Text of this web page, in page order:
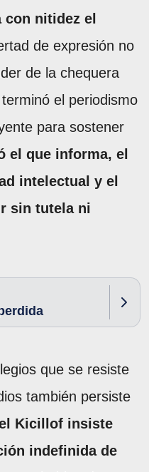
nitidez el
de expresión no
de la chequera
el periodismo
para sostener
el que informa, el
intelectual y el
sin tutela ni
que se resiste
también persiste
Kicillof insiste
indefinida de